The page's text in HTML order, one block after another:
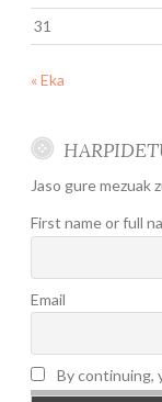
31
« Eka
Jaso gure mezuak
First name or full
Email
By continuing,